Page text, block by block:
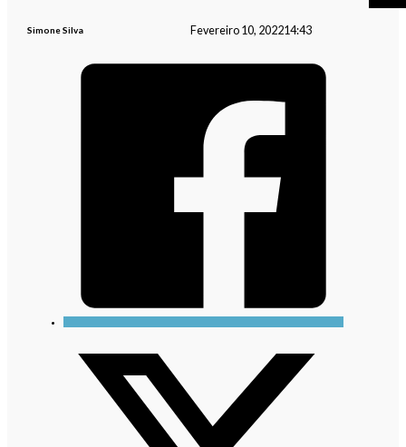
Simone Silva Fevereiro 10, 202214:43